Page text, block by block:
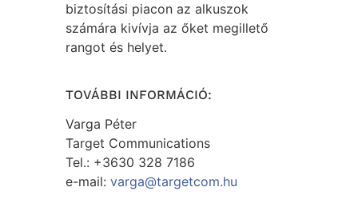
biztosítási piacon az alkuszok
számára kivívja az őket megillető
rangot és helyet.
TOVÁBBI INFORMÁCIÓ:
Varga Péter
Target Communications
Tel.: +3630 328 7186
e-mail:varga@targetcom.hu